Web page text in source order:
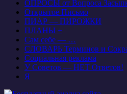
ОПРОСЫ от Вопроса
Открытое Письмо
ПИАР — ПИРОЖКИ
ПЛАНЫ +
Сам себе — …
СЛОВАРЬ Терминов и
Социальная реклама
У Советов — НЕТ Ответов!
Я